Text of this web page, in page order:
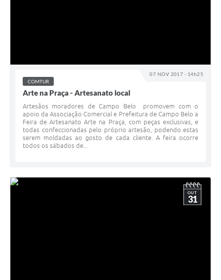
07 NOV 2017 - 14h25
COMTUR
Arte na Praça - Artesanato local
Artesãos moradores de Campo Belo promovem com o
apoio da Associação Comercial e Prefeitura de Campo Belo a
Feira de Artesanato Arte na Praça, com peças exclusivas, e
todas confeccionadas pelo próprio artesão, podendo estas
serem moldadas ao gosto de cada cliente. A feira ocorre
todos os sábados de...
OUT
31